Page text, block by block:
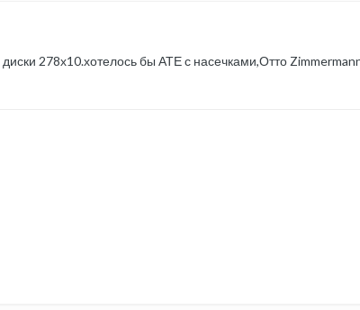
278х10.хотелось бы АТЕ с насечками,Отто